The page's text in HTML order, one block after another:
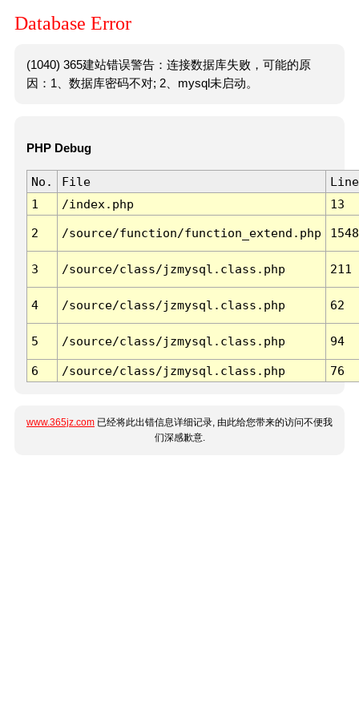
Database Error
(1040) 365建站错误警告：连接数据库失败，可能的原
因：1、数据库密码不对; 2、mysql未启动。
PHP Debug
No. File
Line
1
/index.php 13
2 /source/function/function_extend.php 1548
3 /source/class/jzmysql.class.php 211
4 /source/class/jzmysql.class.php 62
5 /source/class/jzmysql.class.php 94
6 /source/class/jzmysql.class.php 76
www.365jz.com 已经将此出错信息详细记录, 由此给您带来的访问不便我
们深感歉意.